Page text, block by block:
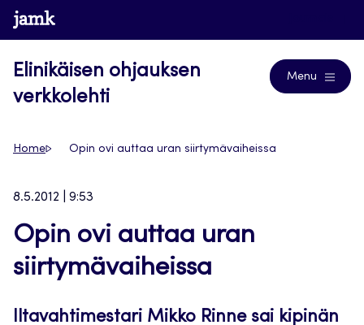
Siirry
suoraan
www.jamk.fi
Elinikäisen ohjauksen
verkkolehti
Menu
Home Opin ovi auttaa uran siirtymävaiheissa
8.5.2012 | 9:53
Opin ovi auttaa uran
siirtymävaiheissa
Iltavahtimestari Mikko Rinne sai kipinän